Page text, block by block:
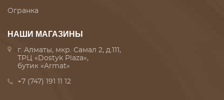
Огранка
НАШИ МАГАЗИНЫ
г. Алматы, мкр. Самал 2, д.111,
ТРЦ «Dostyk Plaza»,
бутик «Armat»
+7 (747) 191 11 12